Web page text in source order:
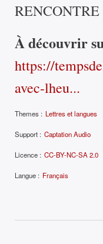
À découvrir
https://
avec-lheu...
Themes : Lettres et langues
Support : Captation Audio
Licence : CC-BY-NC-SA 2.0
Langue : Français